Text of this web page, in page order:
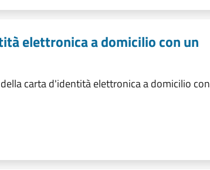
elettronica a domicilio con un
carta d'identità elettronica a domicilio con